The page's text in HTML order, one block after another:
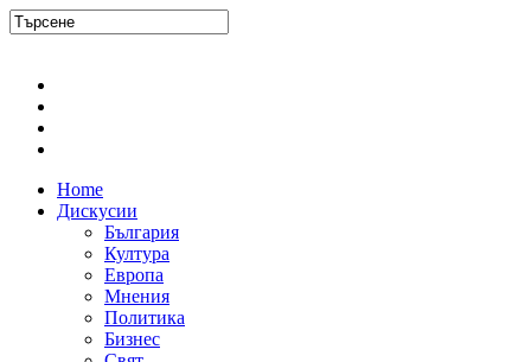
Home
Дискусии
България
Култура
Европа
Мнения
Политика
Бизнес